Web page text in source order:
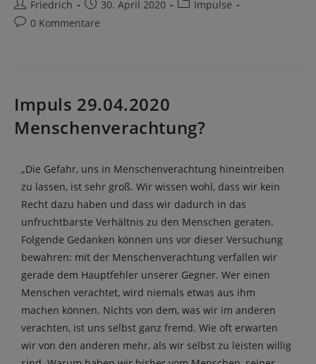
Friedrich 30. April 2020
Impulse
0 Kommentare
Impuls 29.04.2020
Menschenverachtung?
„Die Gefahr, uns in Menschenverachtung hineintreiben
zu lassen, ist sehr groß. Wir wissen wohl, dass wir kein
Recht dazu haben und dass wir dadurch in das
unfruchtbarste Verhältnis zu den Menschen geraten.
Folgende Gedanken können uns vor dieser Versuchung
bewahren: mit der Menschenverachtung verfallen wir
gerade dem Hauptfehler unserer Gegner. Wer einen
Menschen verachtet, wird niemals etwas aus ihm
machen können. Nichts von dem, was wir im anderen
verachten, ist uns selbst ganz fremd. Wie oft erwarten
wir von den anderen mehr, als wir selbst zu leisten willig